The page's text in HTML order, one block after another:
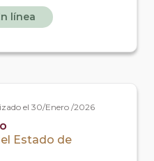
no cuente con
línea
el 30/Enero /2026
Estado de